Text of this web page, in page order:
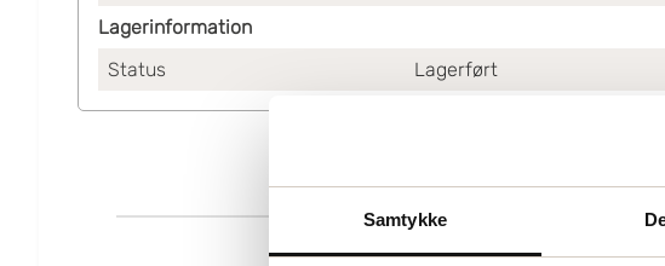
Samtykke
Lagerinformation
Status
Lagerført